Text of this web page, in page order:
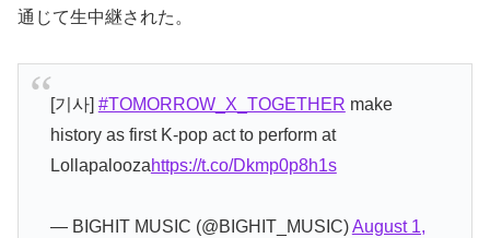
通じて生中継された。
[기사] #TOMORROW_X_TOGETHER make
history as first K-pop act to perform at
Lollapaloozahttps://t.co/Dkmp0p8h1s
— BIGHIT MUSIC (@BIGHIT_MUSIC)August 1,